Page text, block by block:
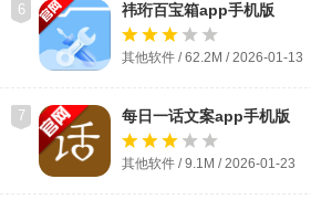
6 祎珩百宝箱app手机版
其他软件 / 62.2M / 2026-01-13
7 每日一话文案app手机版
其他软件 / 9.1M / 2026-01-23